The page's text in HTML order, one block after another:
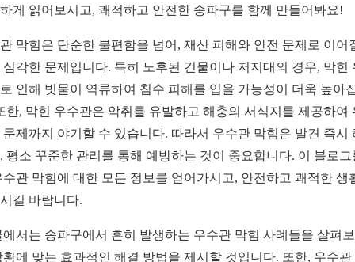
게 읽어보시고, 쾌적하고 안전한 송파구를 함께 만들어봐요!
막힘은 단순한 불편함을 넘어, 재산 피해와 안전 문제로 이어
심각한 문제입니다. 특히 노후된 건물이나 저지대의 경우, 막힌
인해 빗물이 역류하여 침수 피해를 입을 가능성이 더욱 높아
한, 막힌 우수관은 악취를 유발하고 해충의 서식지를 제공하여
문제까지 야기할 수 있습니다. 따라서 우수관 막힘은 발견 즉시
평소 꾸준한 관리를 통해 예방하는 것이 중요합니다. 이 블로그
수관 막힘에 대한 모든 정보를 얻어가시고, 안전하고 쾌적한 생
길 바랍니다.
에서는 송파구에서 흔히 발생하는 우수관 막힘 사례들을 살펴
황에 맞는 효과적인 해결 방법을 제시할 것입니다. 또한, 우수관